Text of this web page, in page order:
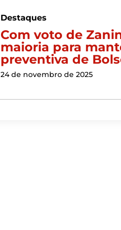
Destaques
Com voto de
maioria para
preventiva de
24 de novembro de 2025